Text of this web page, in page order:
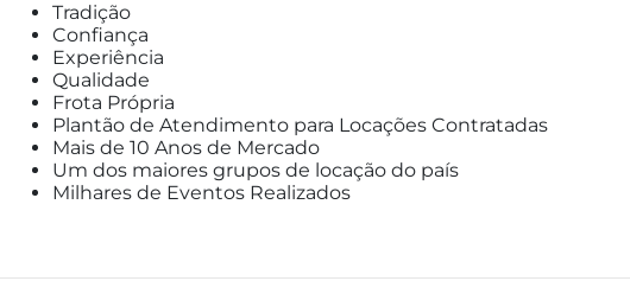
Tradição
Confiança
Experiência
Qualidade
Frota Própria
Plantão de Atendimento para Locações Contratadas
Mais de 10 Anos de Mercado
Um dos maiores grupos de locação do país
Milhares de Eventos Realizados